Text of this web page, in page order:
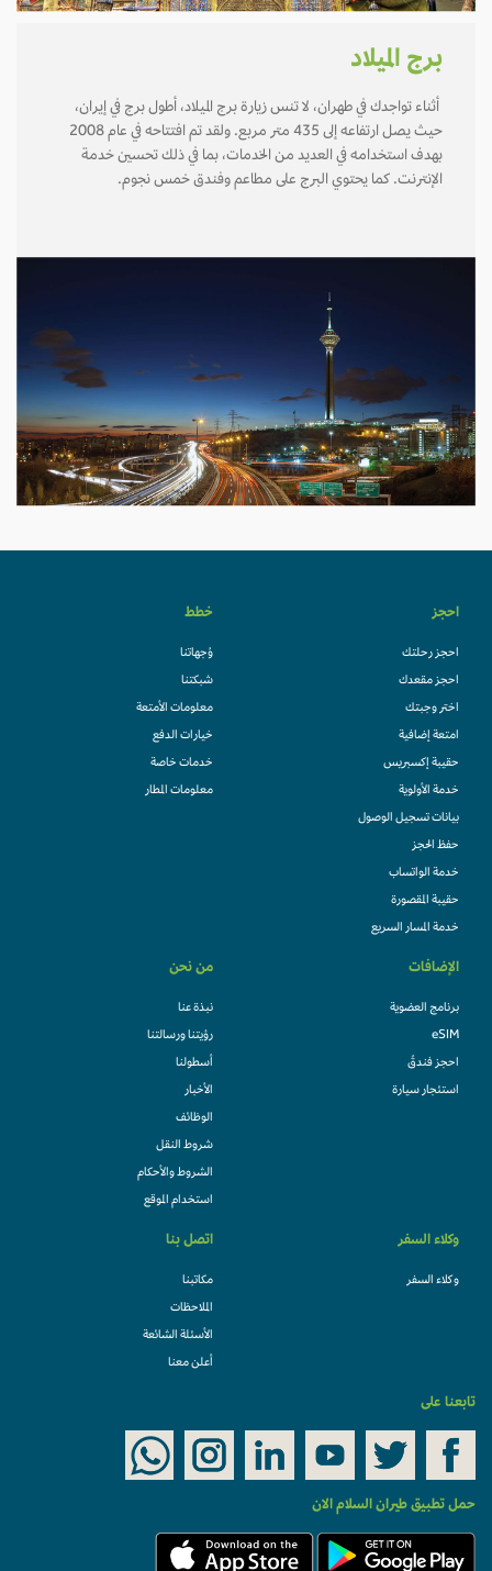
برج الميلاد
أثناء تواجدك في طهران، لا تنس زيارة برج الميلاد، أطول برج في إيران،
حيث يصل ارتفاعه إلى 435 متر مربع. ولقد تم افتتاحه في عام 2008
بهدف استخدامه في العديد من الخدمات، بما في ذلك تحسين خدمة
الإنترنت. كما يحتوي البرج على مطاعم وفندق خمس نجوم.
احجز
احجز رحلتك
احجز مقعدك
اختر وجبتك
امتعة إضافية
حقيبة إكسبريس
خدمة الأولوية
بيانات تسجيل الوصول
حفظ الحجز
خدمة الواتساب
حقيبة المقصورة
خدمة المسار السريع
خطط
وُجهاتنا
شبكتنا
معلومات الأمتعة
خيارات الدفع
خدمات خاصة
معلومات المطار
الإضافات
برنامج العضوية
eSIM
احجز فندقً
استئجار سيارة
من نحن
نبذة عنا
رؤيتنا ورسالتنا
أسطولنا
الأخبار
الوظائف
شروط النقل
الشروط والأحكام
استخدام الموقع
وكلاء السفر
وكلاء السفر
اتصل بنا
مكاتبنا
الملاحظات
الأسئلة الشائعة
أعلن معنا
تابعنا على
حمل تطبيق طيران السلام الان